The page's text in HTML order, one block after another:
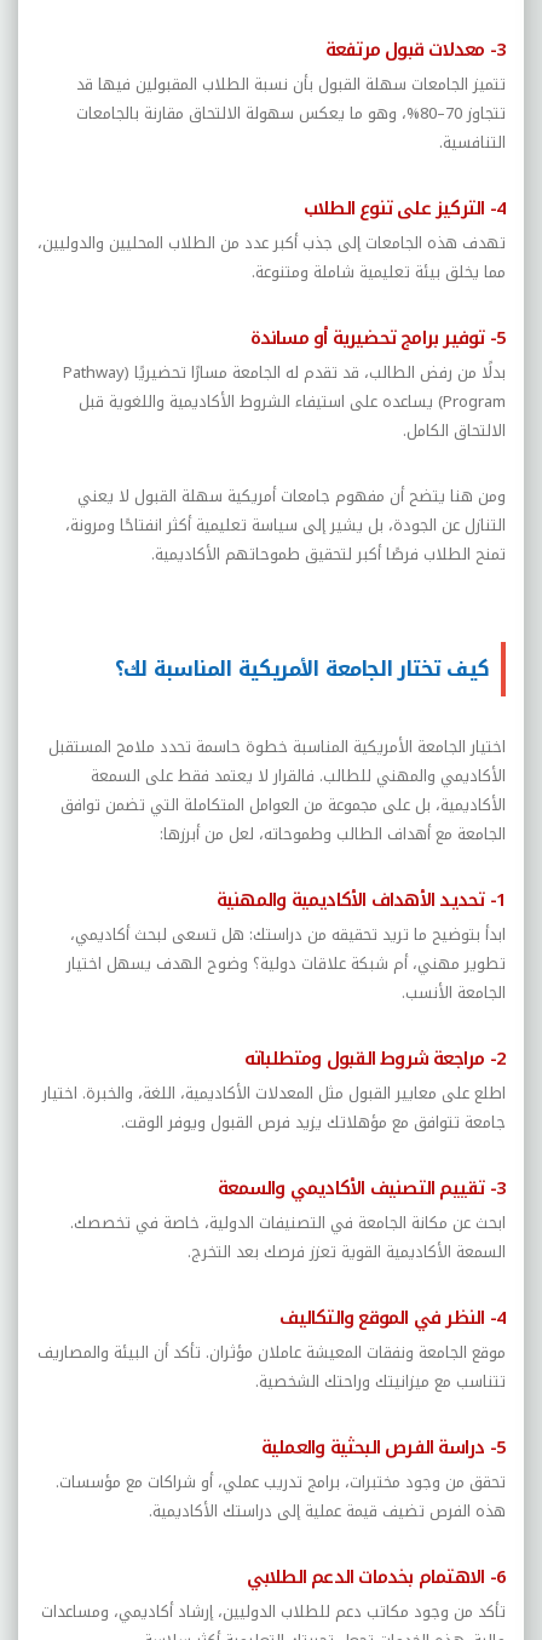
3- معدلات قبول مرتفعة
تتميز الجامعات سهلة القبول بأن نسبة الطلاب المقبولين فيها قد
تتجاوز 70–80%، وهو ما يعكس سهولة الالتحاق مقارنة بالجامعات
التنافسية.
4- التركيز على تنوع الطلاب
تهدف هذه الجامعات إلى جذب أكبر عدد من الطلاب المحليين والدوليين،
مما يخلق بيئة تعليمية شاملة ومتنوعة.
5- توفير برامج تحضيرية أو مساندة
بدلًا من رفض الطالب، قد تقدم له الجامعة مسارًا تحضيريًا (Pathway
Program) يساعده على استيفاء الشروط الأكاديمية واللغوية قبل
الالتحاق الكامل.
ومن هنا يتضح أن مفهوم جامعات أمريكية سهلة القبول لا يعني
التنازل عن الجودة، بل يشير إلى سياسة تعليمية أكثر انفتاحًا ومرونة،
تمنح الطلاب فرصًا أكبر لتحقيق طموحاتهم الأكاديمية.
كيف تختار الجامعة الأمريكية المناسبة لك؟
اختيار الجامعة الأمريكية المناسبة خطوة حاسمة تحدد ملامح المستقبل
الأكاديمي والمهني للطالب. فالقرار لا يعتمد فقط على السمعة
الأكاديمية، بل على مجموعة من العوامل المتكاملة التي تضمن توافق
الجامعة مع أهداف الطالب وطموحاته، لعل من أبرزها:
1- تحديد الأهداف الأكاديمية والمهنية
ابدأ بتوضيح ما تريد تحقيقه من دراستك: هل تسعى لبحث أكاديمي،
تطوير مهني، أم شبكة علاقات دولية؟ وضوح الهدف يسهل اختيار
الجامعة الأنسب.
2- مراجعة شروط القبول ومتطلباته
اطلع على معايير القبول مثل المعدلات الأكاديمية، اللغة، والخبرة. اختيار
جامعة تتوافق مع مؤهلاتك يزيد فرص القبول ويوفر الوقت.
3- تقييم التصنيف الأكاديمي والسمعة
ابحث عن مكانة الجامعة في التصنيفات الدولية، خاصة في تخصصك.
السمعة الأكاديمية القوية تعزز فرصك بعد التخرج.
4- النظر في الموقع والتكاليف
موقع الجامعة ونفقات المعيشة عاملان مؤثران. تأكد أن البيئة والمصاريف
تتناسب مع ميزانيتك وراحتك الشخصية.
5- دراسة الفرص البحثية والعملية
تحقق من وجود مختبرات، برامج تدريب عملي، أو شراكات مع مؤسسات.
هذه الفرص تضيف قيمة عملية إلى دراستك الأكاديمية.
6- الاهتمام بخدمات الدعم الطلابي
تأكد من وجود مكاتب دعم للطلاب الدوليين، إرشاد أكاديمي، ومساعدات